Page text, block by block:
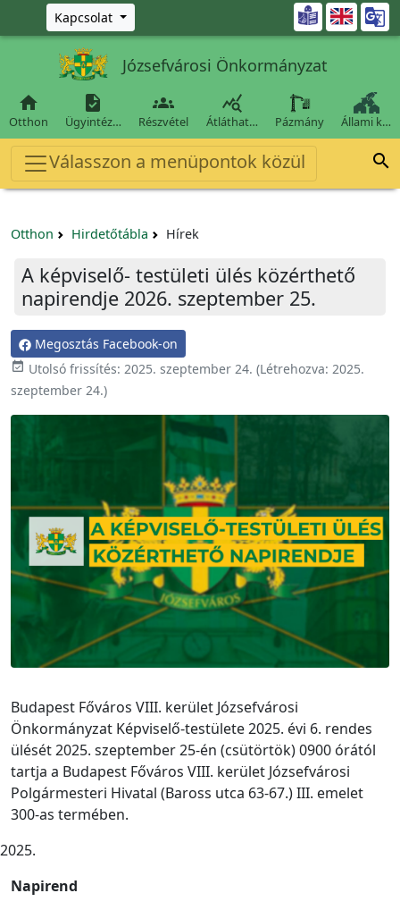
Ugrás a fő tartalomra
Kapcsolat 
Józsefvárosi Önkormányzat

Otthon

Ügyintéz…

Részvétel

Átláthat… Pázmány Állami k…
Válasszon a menüpontok közül 
Otthon Hirdetőtábla Hírek
A képviselő- testületi ülés közérthető
napirendje 2026. szeptember 25.
Megosztás Facebook-on
 Utolsó frissítés: 2025. szeptember 24. (Létrehozva: 2025.
szeptember 24.)
Budapest Főváros VIII. kerület Józsefvárosi
Önkormányzat Képviselő-testülete 2025. évi 6. rendes
ülését 2025. szeptember 25-én (csütörtök) 0900 órától
tartja a Budapest Főváros VIII. kerület Józsefvárosi
Polgármesteri Hivatal (Baross utca 63-67.) III. emelet
300-as termében.
Napirend